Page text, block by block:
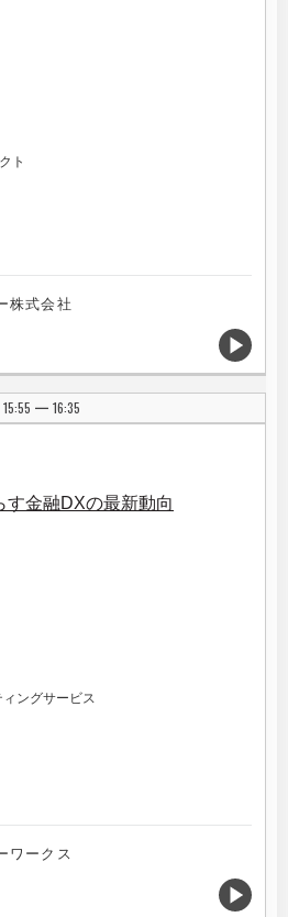
ト
株式会社
15:55 | 16:35
す金融DXの最新動向
ングサービス
ワークス